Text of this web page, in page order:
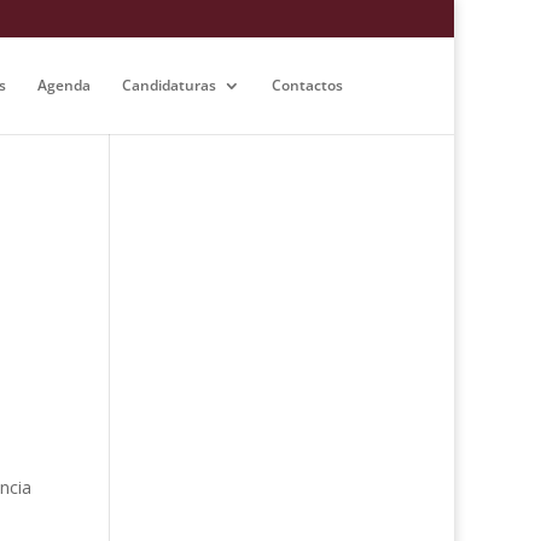
Agenda Candidaturas Contactos